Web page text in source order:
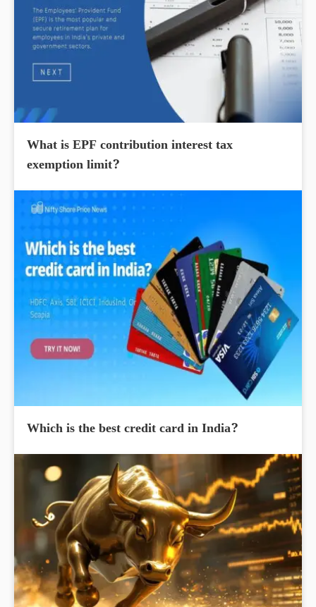
What is EPF contribution interest tax
exemption limit?
Which is the best credit card in India?